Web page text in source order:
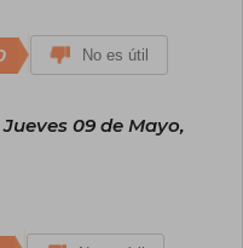
No es útil
Jueves 09 de Mayo,